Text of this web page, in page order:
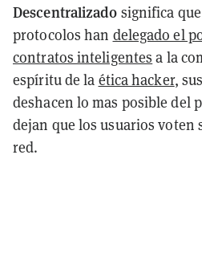
Descentralizado significa
protocolos han delegado el
contratos inteligentes a la
espíritu de la ética hacker,
deshacen lo mas posible del
dejan que los usuarios voten
red.